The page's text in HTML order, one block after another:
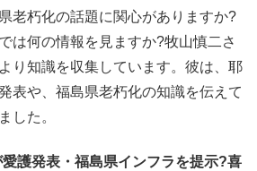
老朽化の話題に関心がありますか?
は何の情報を見ますか?牧山慎二さ
り知識を収集しています。彼は、耶
表や、福島県老朽化の知識を伝えて
した。
護発表・福島県インフラを提示?喜